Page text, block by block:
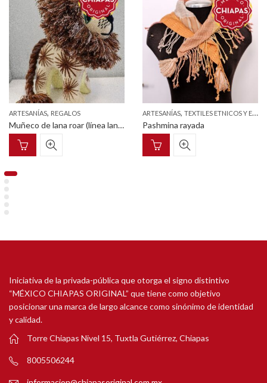
ARTESANÍAS, REGALOS
Muñeco de lana roar (línea lanuditoz)
ARTESANÍAS, TEXTILES ETNICOS Y ESTILIZADOS
Pashmina rayada
Iniciativa de la privada-pública que otorga el signo distintivo
“MÉXICO CHIAPAS ORIGINAL” que tiene como objetivo
posicionar una marca de largo alcance como sinónimo de identidad
y calidad.
Torre Chiapas Nivel 15, Tuxtla Gutiérrez, Chiapas
8005506244